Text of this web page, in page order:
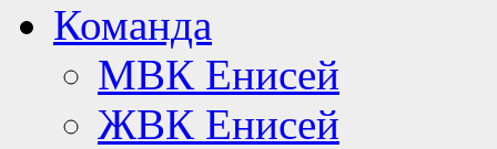
Команда
МВК Енисей
ЖВК Енисей